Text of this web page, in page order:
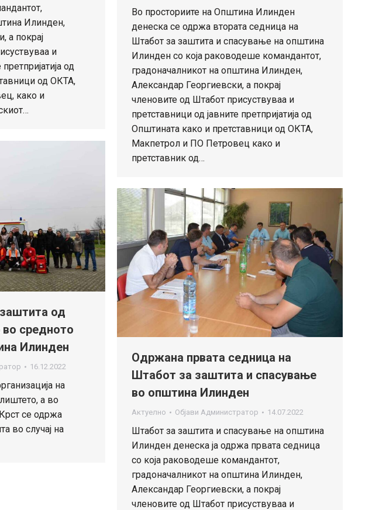
Илинден,
а покрај
и
од
од ОКТА,
како и
Во просториите на Општина Илинден
денеска се одржа втората седница на
Штабот за заштита и спасување на општина
Илинден со која раководеше командантот,
градоначалникот на општина Илинден,
Александар Георгиевски, а покрај
членовите од Штабот присуствуваа и
претставници од јавните претпријатија од
Општината како и претставници од ОКТА,
Макпетрол и ПО Петровец како и
претставник од…
од
средното
Илинден
16.12.2022
на
а во
се одржа
во случај на
Одржана првата седница на
Штабот за заштита и спасување
во општина Илинден
Актуелно Објави Администратор 14.07.2022
Штабот за заштита и спасување на општина
Илинден денеска ја одржа првата седница
со која раководеше командантот,
градоначалникот на општина Илинден,
Александар Георгиевски, а покрај
членовите од Штабот присуствуваа и